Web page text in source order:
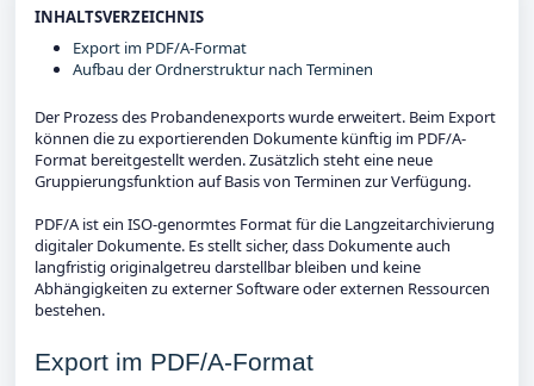
INHALTSVERZEICHNIS
Export im PDF/A-Format
Aufbau der Ordnerstruktur nach Terminen
Der Prozess des Probandenexports wurde erweitert. Beim Export
können die zu exportierenden Dokumente künftig im PDF/A-
Format bereitgestellt werden. Zusätzlich steht eine neue
Gruppierungsfunktion auf Basis von Terminen zur Verfügung.
PDF/A ist ein ISO-genormtes Format für die Langzeitarchivierung
digitaler Dokumente. Es stellt sicher, dass Dokumente auch
langfristig originalgetreu darstellbar bleiben und keine
Abhängigkeiten zu externer Software oder externen Ressourcen
bestehen.
Export im PDF/A-Format